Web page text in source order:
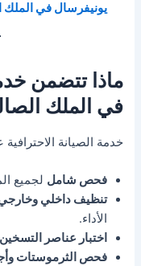
يونيفرسال في الملك
ماذا تتضمن
في الملك
خدمة الصيانة
فحص شامل لجميع
تنظيف داخلي
الأداء.
اختبار عناصر التسخين
فحص الثرموستات